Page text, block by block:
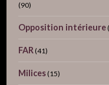
(90)
Opposition intérieure
FAR (41)
Milices (15)